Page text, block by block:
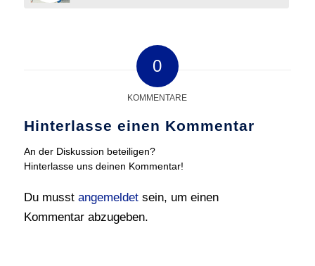
0
KOMMENTARE
Hinterlasse einen Kommentar
An der Diskussion beteiligen?
Hinterlasse uns deinen Kommentar!
Du musst angemeldetsein, um einen
Kommentar abzugeben.